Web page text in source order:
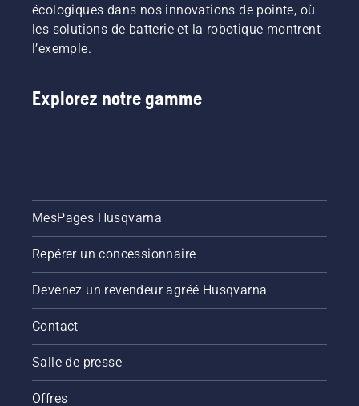
sécuritaire
et
efficace
avec
coupe-
broussailles
disciplines
vers un
grâce à
et par
des
professionnels.
Découvrez
ambassadeurs
ci-
dessous.
écologiques dans nos innovations de pointe, où
les solutions de batterie et la robotique montrent
l’exemple.
Explorez notre gamme
MesPages Husqvarna
Repérer un concessionnaire
Devenez un revendeur agréé Husqvarna
Contact
Salle de presse
Offres